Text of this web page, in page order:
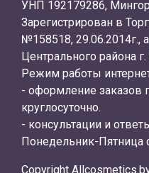
УНП 192179286,
Зарегистрирован в
№158518, 29.06.2014г.,
Центрального района
Режим работы
- оформление заказов
круглосуточно.
- консультации и
Понедельник-Пятница
Copyright